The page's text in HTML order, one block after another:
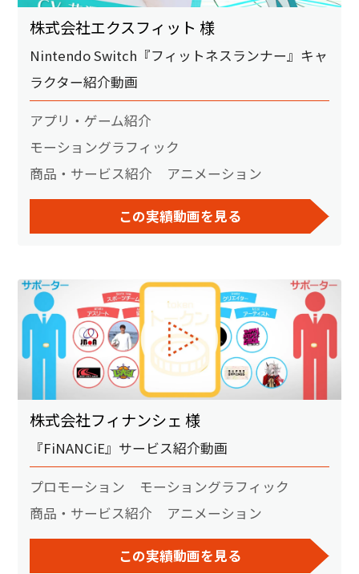
株式会社エクスフィット 様
Nintendo Switch『フィットネスランナー』キャ
ラクター紹介動画
アプリ・ゲーム紹介
モーショングラフィック
商品・サービス紹介
アニメーション
この実績動画を見る
株式会社フィナンシェ 様
『FiNANCiE』サービス紹介動画
プロモーション
モーショングラフィック
商品・サービス紹介
アニメーション
この実績動画を見る